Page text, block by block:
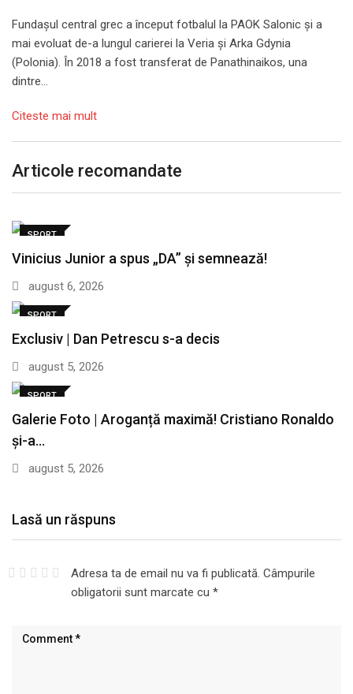
Fundașul central grec a început fotbalul la PAOK Salonic și a
mai evoluat de-a lungul carierei la Veria și Arka Gdynia
(Polonia). În 2018 a fost transferat de Panathinaikos, una
dintre…
Citeste mai mult
Articole recomandate
SPORT
Vinicius Junior a spus „DA” și semnează!
august 6, 2026
SPORT
Exclusiv | Dan Petrescu s-a decis
august 5, 2026
SPORT
Galerie Foto | Aroganță maximă! Cristiano Ronaldo
și-a…
august 5, 2026
Lasă un răspuns
Adresa ta de email nu va fi publicată. Câmpurile
obligatorii sunt marcate cu *